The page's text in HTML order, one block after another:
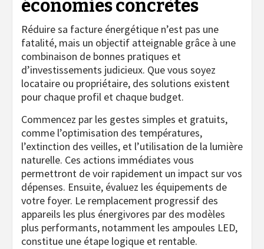
économies concrètes
Réduire sa facture énergétique n’est pas une
fatalité, mais un objectif atteignable grâce à une
combinaison de bonnes pratiques et
d’investissements judicieux. Que vous soyez
locataire ou propriétaire, des solutions existent
pour chaque profil et chaque budget.
Commencez par les gestes simples et gratuits,
comme l’optimisation des températures,
l’extinction des veilles, et l’utilisation de la lumière
naturelle. Ces actions immédiates vous
permettront de voir rapidement un impact sur vos
dépenses. Ensuite, évaluez les équipements de
votre foyer. Le remplacement progressif des
appareils les plus énergivores par des modèles
plus performants, notamment les ampoules LED,
constitue une étape logique et rentable.